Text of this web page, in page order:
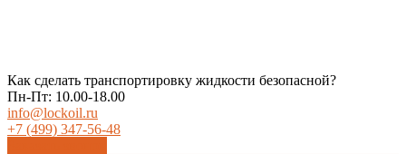
Как сделать транспортировку жидкости безопасной?
Пн-Пт: 10.00-18.00
info@lockoil.ru
+7 (499) 347-56-48